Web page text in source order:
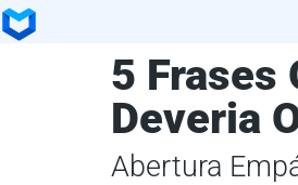
5 Frases
Deveria
Abertura